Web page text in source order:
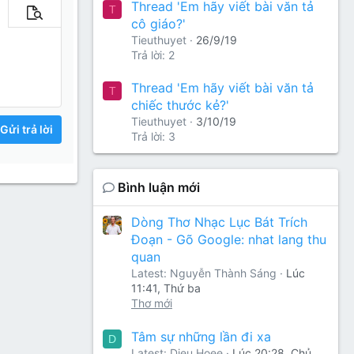
tùy chọn…
Xem trước
Gửi trả lời
T
Thread 'Em hãy viết bài văn tả
cô giáo?'
Tieuthuyet
26/9/19
Trả lời: 2
T
Thread 'Em hãy viết bài văn tả
chiếc thước kẻ?'
Tieuthuyet
3/10/19
Trả lời: 3
Bình luận mới
Dòng Thơ Nhạc Lục Bát Trích
Đoạn - Gõ Google: nhat lang thu
quan
Latest: Nguyễn Thành Sáng
Lúc
11:41, Thứ ba
Thơ mới
D Tâm sự những lần đi xa